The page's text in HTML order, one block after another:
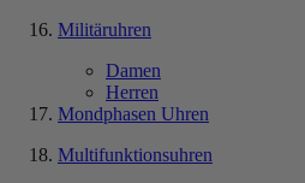
Militäruhren
Damen
Herren
Mondphasen Uhren
Multifunktionsuhren